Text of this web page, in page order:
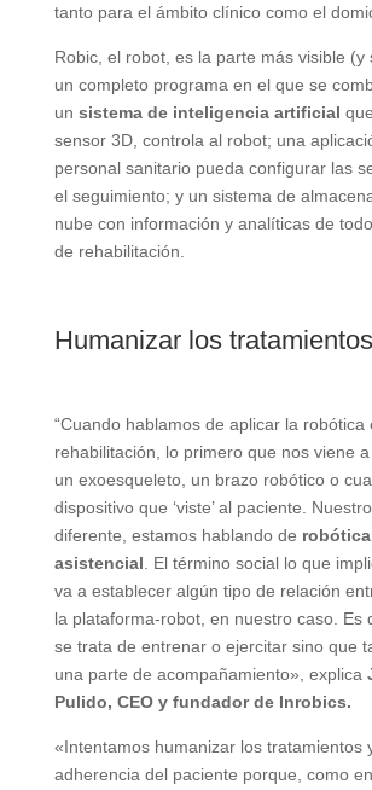
tanto para el ámbito clínico como el
Robic, el robot, es la parte más visible (y
un completo programa en el que se
un sistema de inteligencia artificial
sensor 3D, controla al robot; una
personal sanitario pueda configurar las
el seguimiento; y un sistema de
nube con información y analíticas de
de rehabilitación.
Humanizar los tratamientos
“Cuando hablamos de aplicar la robótica
rehabilitación, lo primero que nos viene
un exoesqueleto, un brazo robótico o
dispositivo que ‘viste’ al paciente.
diferente, estamos hablando de
asistencial . El término social lo que
va a establecer algún tipo de relación
la plataforma-robot, en nuestro caso. Es
se trata de entrenar o ejercitar sino que
una parte de acompañamiento», explica
Pulido, CEO y fundador de Inrobics.
«Intentamos humanizar los tratamientos
adherencia del paciente porque, como